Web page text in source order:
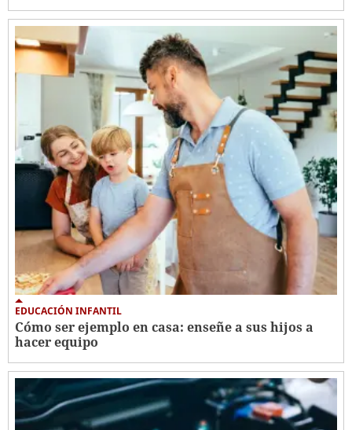
EDUCACIÓN INFANTIL
Cómo ser ejemplo en casa: enseñe a sus hijos a
hacer equipo